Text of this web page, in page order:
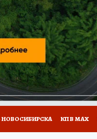
СЕРИАЛЫ
ВСЕ О КП РАДИО КП
КП В МАХ